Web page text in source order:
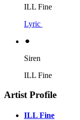
ILL Fine
Lyric
⚫︎
Siren
ILL Fine
Artist Profile
ILL Fine